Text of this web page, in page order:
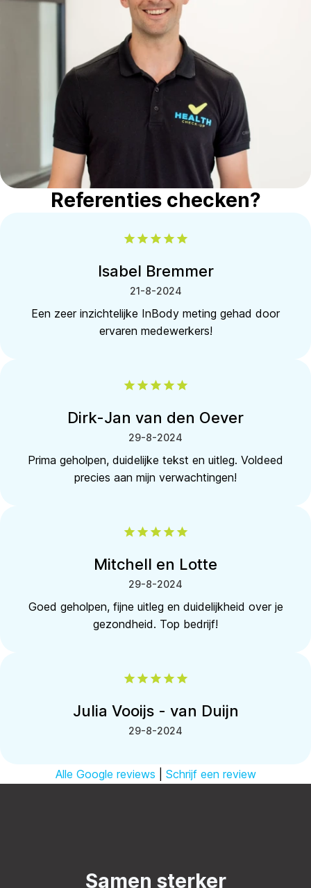
Referenties checken?
Isabel Bremmer
21-8-2024
Een zeer inzichtelijke InBody meting gehad door
ervaren medewerkers!
Dirk-Jan van den Oever
29-8-2024
Prima geholpen, duidelijke tekst en uitleg. Voldeed
precies aan mijn verwachtingen!
Mitchell en Lotte
29-8-2024
Goed geholpen, fijne uitleg en duidelijkheid over je
gezondheid. Top bedrijf!
Julia Vooijs - van Duijn
29-8-2024
Alle Google reviews Schrijf een review
Samen sterker